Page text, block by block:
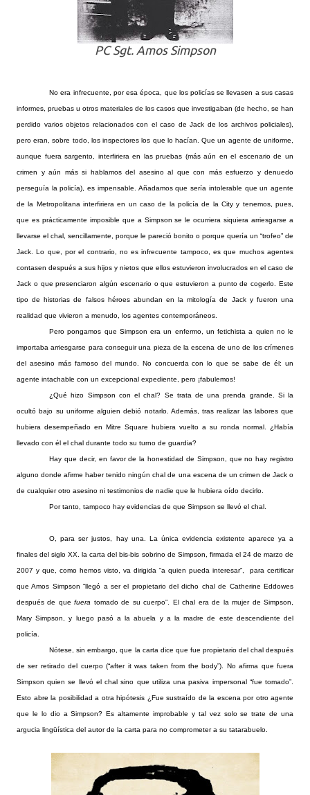
PC Sgt. Amos Simpson
No era infrecuente, por esa época, que los policías se llevasen a sus casas
informes, pruebas u otros materiales de los casos que investigaban (de hecho, se han
perdido varios objetos relacionados con el caso de Jack de los archivos policiales),
pero eran, sobre todo, los inspectores los que lo hacían. Que un agente de uniforme,
aunque fuera sargento, interfiriera en las pruebas (más aún en el escenario de un
crimen y aún más si hablamos del asesino al que con más esfuerzo y denuedo
perseguía la policía), es impensable. Añadamos que sería intolerable que un agente
de la Metropolitana interfiriera en un caso de la policía de la City y tenemos, pues,
que es prácticamente imposible que a Simpson se le ocurriera siquiera arriesgarse a
llevarse el chal, sencillamente, porque le pareció bonito o porque quería un “trofeo” de
Jack. Lo que, por el contrario, no es infrecuente tampoco, es que muchos agentes
contasen después a sus hijos y nietos que ellos estuvieron involucrados en el caso de
Jack o que presenciaron algún escenario o que estuvieron a punto de cogerlo. Este
tipo de historias de falsos héroes abundan en la mitología de Jack y fueron una
realidad que vivieron a menudo, los agentes contemporáneos.
Pero pongamos que Simpson era un enfermo, un fetichista a quien no le
importaba arriesgarse para conseguir una pieza de la escena de uno de los crímenes
del asesino más famoso del mundo. No concuerda con lo que se sabe de él: un
agente intachable con un excepcional expediente, pero ¡fabulemos!
¿Qué hizo Simpson con el chal? Se trata de una prenda grande. Si la
ocultó bajo su uniforme alguien debió notarlo. Además, tras realizar las labores que
hubiera desempeñado en Mitre Square hubiera vuelto a su ronda normal. ¿Había
llevado con él el chal durante todo su turno de guardia?
Hay que decir, en favor de la honestidad de Simpson, que no hay registro
alguno donde afirme haber tenido ningún chal de una escena de un crimen de Jack o
de cualquier otro asesino ni testimonios de nadie que le hubiera oído decirlo.
Por tanto, tampoco hay evidencias de que Simpson se llevó el chal.
O, para ser justos, hay una. La única evidencia existente aparece ya a
finales del siglo XX. la carta del bis-bis sobrino de Simpson, firmada el 24 de marzo de
2007 y que, como hemos visto, va dirigida “a quien pueda interesar”, para certificar
que Amos Simpson “llegó a ser el propietario del dicho chal de Catherine Eddowes
después de quefuera tomado de su cuerpo”. El chal era de la mujer de Simpson,
Mary Simpson, y luego pasó a la abuela y a la madre de este descendiente del
policía.
Nótese, sin embargo, que la carta dice que fue propietario del chal después
de ser retirado del cuerpo (“after it was taken from the body”). No afirma que fuera
Simpson quien se llevó el chal sino que utiliza una pasiva impersonal “fue tomado”.
Esto abre la posibilidad a otra hipótesis ¿Fue sustraído de la escena por otro agente
que le lo dio a Simpson? Es altamente improbable y tal vez solo se trate de una
argucia lingüística del autor de la carta para no comprometer a su tatarabuelo.